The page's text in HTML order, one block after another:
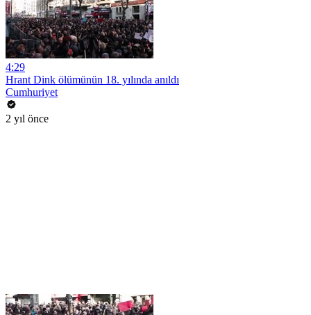
4:29
Hrant Dink ölümünün 18. yılında anıldı
Cumhuriyet
2 yıl önce